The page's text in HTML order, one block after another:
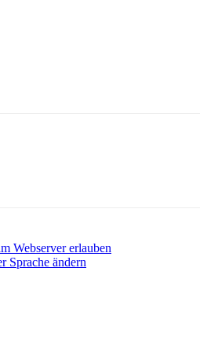
Webserver erlauben
Sprache ändern